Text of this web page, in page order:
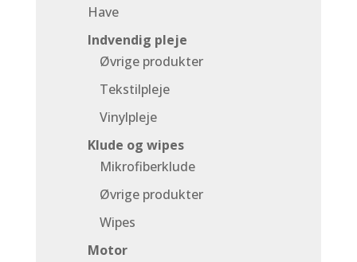
Have
Indvendig pleje
Øvrige produkter
Tekstilpleje
Vinylpleje
Klude og wipes
Mikrofiberklude
Øvrige produkter
Wipes
Motor